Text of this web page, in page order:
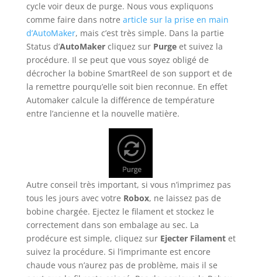
cycle voir deux de purge. Nous vous expliquons
comme faire dans notre article sur la prise en main
d’AutoMaker, mais c’est très simple. Dans la partie
Status d’AutoMakercliquez sur Purgeet suivez la
procédure. Il se peut que vous soyez obligé de
décrocher la bobine SmartReel de son support et de
la remettre pourqu’elle soit bien reconnue. En effet
Automaker calcule la différence de température
entre l’ancienne et la nouvelle matière.
Autre conseil très important, si vous n’imprimez pas
tous les jours avec votre Robox, ne laissez pas de
bobine chargée. Ejectez le filament et stockez le
correctement dans son embalage au sec. La
prodécure est simple, cliquez sur Ejecter Filamentet
suivez la procédure. Si l’imprimante est encore
chaude vous n’aurez pas de problème, mais il se